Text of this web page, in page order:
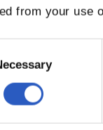
from your use
19/06/2026
A por